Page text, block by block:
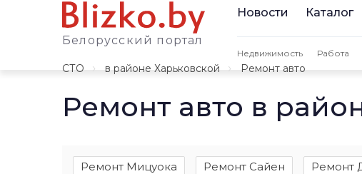
Белорусский портал
Новости Каталог
Недвижимость Работа
СТО в районе Харьковской Ремонт авто
Ремонт авто в
Ремонт Мицуока Ремонт Сайен Ремонт